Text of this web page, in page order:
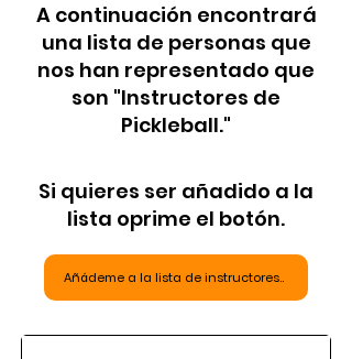
A continuación encontrará
una lista de personas que
nos han representado que
son "Instructores de
Pickleball."
Si quieres ser añadido a la
lista oprime el botón.
Añádeme a la lista de instructores..